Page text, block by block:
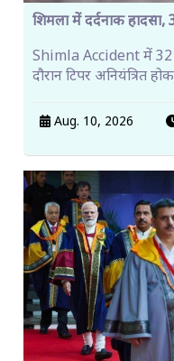
शिमला में दर्दनाक हादसा,
Shimla Accident में 32
दौरान टिपर अनियंत्रित
Aug. 10, 2026